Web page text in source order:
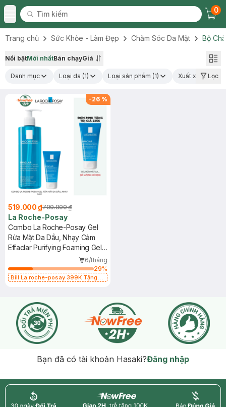
Toggle Menu
Tìm kiếm
Tìm kiếm
0
Trang chủ Sức Khỏe - Làm Đẹp Chăm Sóc Da Mặt Bộ
Nổi bậtMới nhấtBán chạyGiá
Danh mục Loại da (1) Loại sản phẩm (1) Xuất xứ thương
Lọc
-26 %
519.000 ₫700.000 ₫
La Roche-Posay
Combo La Roche-Posay Gel
Rửa Mặt Da Dầu, Nhạy Cảm
Effaclar Purifying Foaming Gel
6/tháng
29%
Bill La roche-posay 399K Tặng
Bạn đã có tài khoản Hasaki?Đăng nhập